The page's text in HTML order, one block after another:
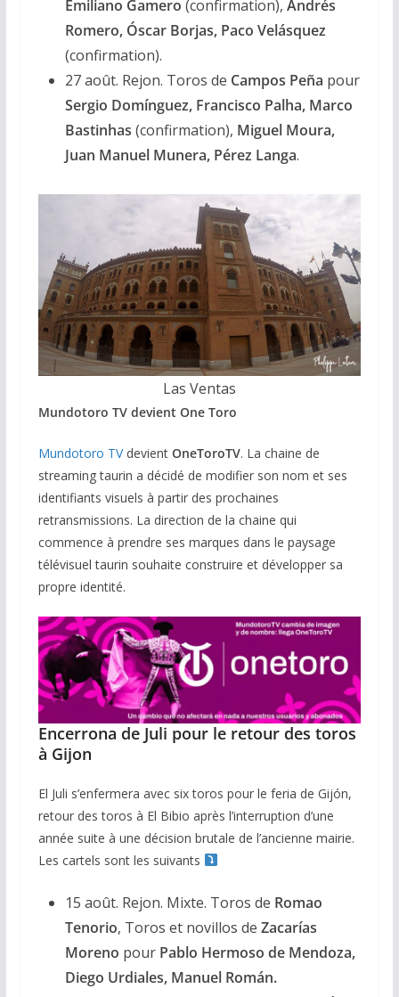
Emiliano Gamero (confirmation), Andrés
Romero, Óscar Borjas, Paco Velásquez
(confirmation).
27 août. Rejon. Toros de Campos Peña pour
Sergio Domínguez, Francisco Palha, Marco
Bastinhas (confirmation), Miguel Moura,
Juan Manuel Munera, Pérez Langa.
Las Ventas
Mundotoro TV devient One Toro
Mundotoro TVdevient OneToroTV. La chaine de
streaming taurin a décidé de modifier son nom et ses
identifiants visuels à partir des prochaines
retransmissions. La direction de la chaine qui
commence à prendre ses marques dans le paysage
télévisuel taurin souhaite construire et développer sa
propre identité.
Encerrona de Juli pour le retour des toros
à Gijon
El Juli s’enfermera avec six toros pour le feria de Gijón,
retour des toros à El Bibio après l’interruption d’une
année suite à une décision brutale de l’ancienne mairie.
Les cartels sont les suivants
15 août. Rejon. Mixte. Toros de Romao
Tenorio, Toros et novillos de Zacarías
Moreno pour Pablo Hermoso de Mendoza,
Diego Urdiales, Manuel Román.